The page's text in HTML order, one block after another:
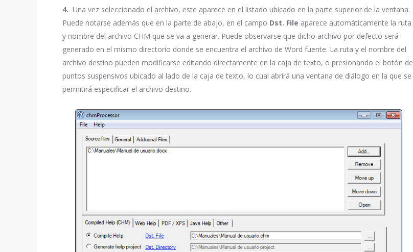
4. Una vez seleccionado el archivo, este aparece en el listado ubicado en la parte superior de la ventana.
Puede notarse además que en la parte de abajo, en el campo Dst. File aparece automáticamente la ruta
y nombre del archivo CHM que se va a generar. Puede observarse que dicho archivo por defecto será
generado en el mismo directorio donde se encuentra el archivo de Word fuente. La ruta y el nombre del
archivo destino pueden modificarse editando directamente en la caja de texto, o presionando el botón de
puntos suspensivos ubicado al lado de la caja de texto, lo cual abrirá una ventana de diálogo en la que se
permitirá especificar el archivo destino.